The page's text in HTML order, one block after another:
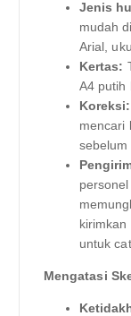
Jenis
mudah
Arial,
Kertas:
A4 putih
Koreksi:
mencari
sebelum
untuk
Mengatasi